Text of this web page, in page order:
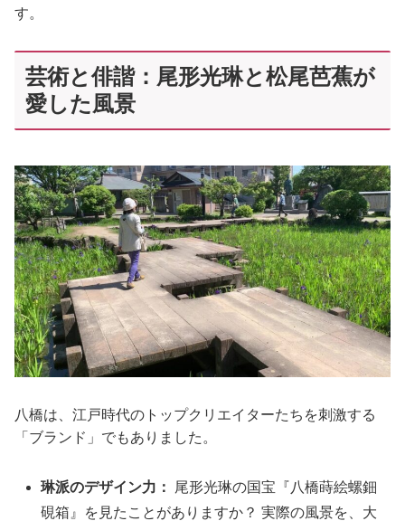
す。
芸術と俳諧：尾形光琳と松尾芭蕉が
愛した風景
八橋は、江戸時代のトップクリエイターたちを刺激する
「ブランド」でもありました。
琳派のデザイン力：
尾形光琳の国宝『八橋蒔絵螺鈿
硯箱』を見たことがありますか？ 実際の風景を、大